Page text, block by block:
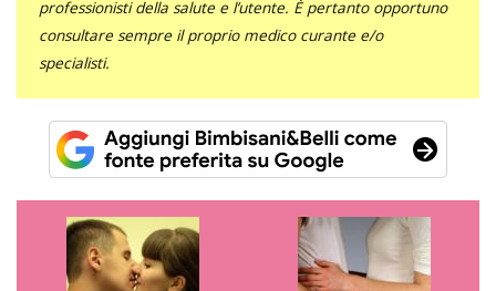
professionisti della salute e l’utente. È pertanto opportuno
consultare sempre il proprio medico curante e/o
specialisti.